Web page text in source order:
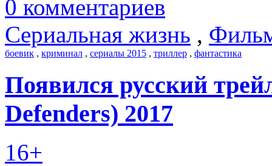
0 комментариев
Сериальная жизнь ,
боевик , криминал , сериалы 2015 , триллер , фантастика
Появился русский
Defenders) 2017
16+